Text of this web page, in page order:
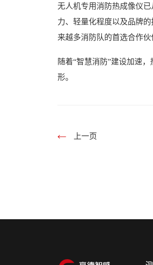
无人机专用消防热成像仪
力、轻量化程度以及品牌的
来越多消防队的首选合作伙
随着“智慧消防”建设加速
形。
上一页